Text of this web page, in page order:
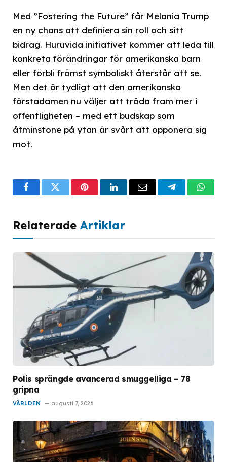
Med ”Fostering the Future” får Melania Trump
en ny chans att definiera sin roll och sitt
bidrag. Huruvida initiativet kommer att leda till
konkreta förändringar för amerikanska barn
eller förbli främst symboliskt återstår att se.
Men det är tydligt att den amerikanska
förstadamen nu väljer att träda fram mer i
offentligheten – med ett budskap som
åtminstone på ytan är svårt att opponera sig
mot.
FacebookTwitterPinterestLinkedInEmail Telegram
Relaterade Artiklar
Polis sprängde avancerad smuggelliga – 78
gripna
VÄRLDEN augusti 7, 2026